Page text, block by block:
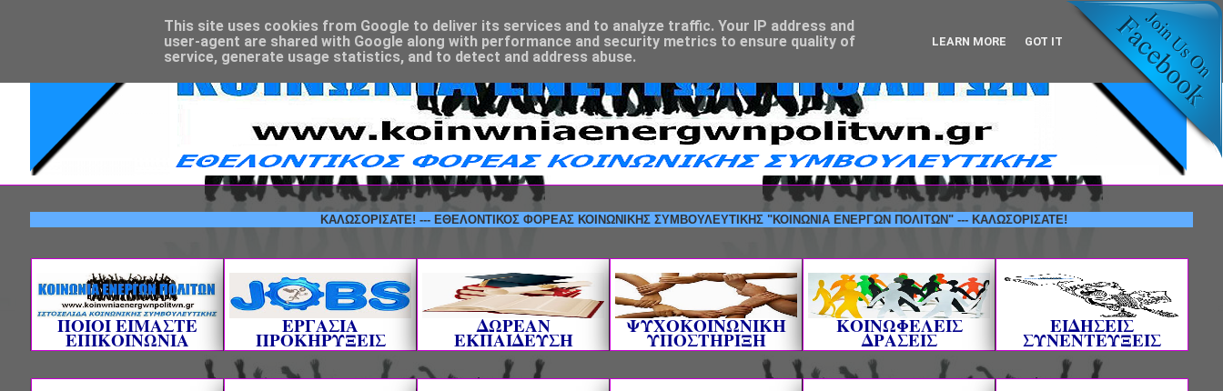
ΚΑΛΩΣΟΡΙΣΑΤΕ! --- ΕΘΕΛΟΝΤΙΚΟΣ ΦΟΡΕΑΣ ΚΟΙΝΩΝΙΚΗΣ ΣΥΜΒΟΥΛΕΥΤΙΚΗΣ "ΚΟΙΝΩΝΙΑ ΕΝΕΡΓΩΝ ΠΟΛΙΤΩΝ" --- ΚΑΛΩΣΟΡΙΣΑΤΕ!
ΠΟΙΟΙ ΕΙΜΑΣΤΕ
ΕΠΙΚΟΙΝΩΝΙΑ
ΕΡΓΑΣΙΑ
ΠΡΟΚΗΡΥΞΕΙΣ
ΔΩΡΕΑΝ
ΕΚΠΑΙΔΕΥΣΗ
ΨΥΧΟΚΟΙΝΩΝΙΚΗ
ΥΠΟΣΤΗΡΙΞΗ
ΚΟΙΝΩΦΕΛΕΙΣ
ΔΡΑΣΕΙΣ
ΕΙΔΗΣΕΙΣ
ΣΥΝΕΝΤΕΥΞΕΙΣ
This site uses cookies from Google to deliver its services and to analyze traffic. Your IP address and
user-agent are shared with Google along with performance and security metrics to ensure quality of
service, generate usage statistics, and to detect and address abuse.
LEARN MORE GOT IT